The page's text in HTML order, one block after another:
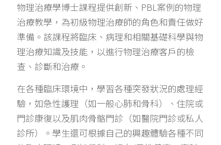
物理治療學博士課程提供創新、PBL案例的物理
治療教學，為初級物理治療師的角色和責任做好
準備。該課程將臨床、病理和相關基礎科學與物
理治療知識及技能，以進行物理治療客戶的檢
查、診斷和治療。
在各種臨床環境中，學習各種突發狀況的處理經
驗，如急性護理（如一般心肺和骨科）、住院或
門診康復以及肌肉骨骼門診（如醫院門診或私人
診所）。學生還可根據自己的興趣體驗各種不同